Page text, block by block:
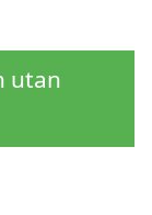
utan